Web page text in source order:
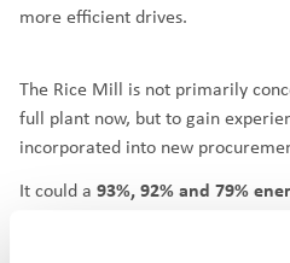
more efficient drives.
The Rice Mill is not primarily
full plant now, but to gain
incorporated into new
It could a 93%, 92% and 79%